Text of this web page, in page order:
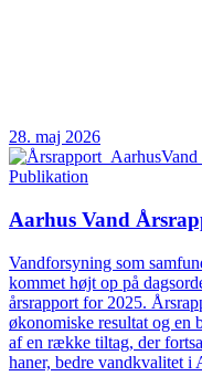
28. maj 2026
Publikation
Aarhus Vand
Vandforsyning som
kommet højt op på
årsrapport for 2025.
økonomiske resultat og en
af en række tiltag, der
haner, bedre vandkvalitet i